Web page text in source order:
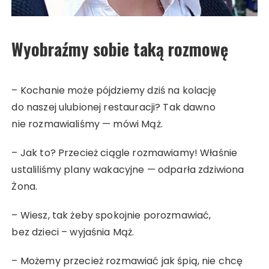
Wyobraźmy sobie taką rozmowę
– Kochanie może pójdziemy dziś na kolację
do naszej ulubionej restauracji? Tak dawno
nie rozmawialiśmy — mówi Mąż.
– Jak to? Przecież ciągle rozmawiamy! Właśnie
ustaliliśmy plany wakacyjne — odparła zdziwiona
Żona.
– Wiesz, tak żeby spokojnie porozmawiać,
bez dzieci – wyjaśnia Mąż.
– Możemy przecież rozmawiać jak śpią, nie chcę